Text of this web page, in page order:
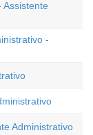
Assistente
-
Administrativo